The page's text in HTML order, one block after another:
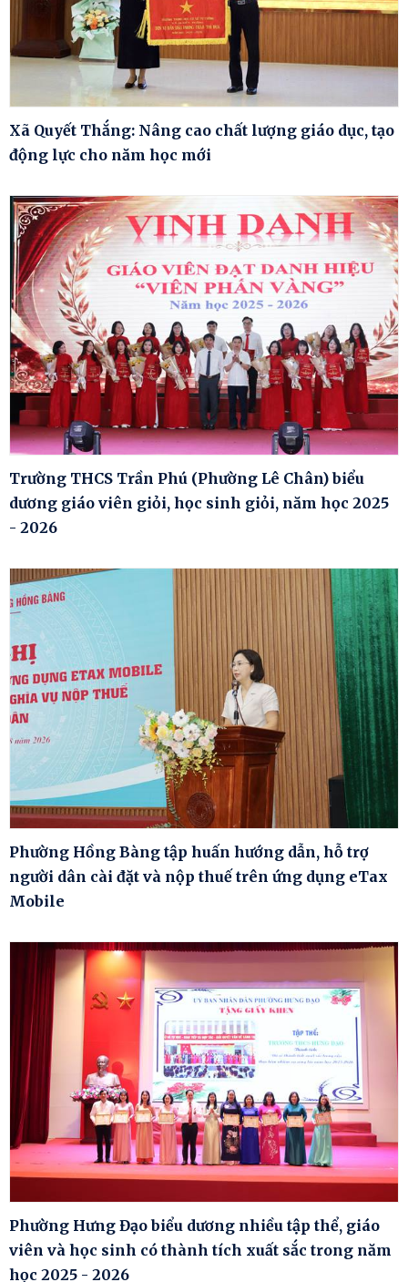
Xã Quyết Thắng: Nâng cao chất lượng giáo dục, tạo
động lực cho năm học mới
Trường THCS Trần Phú (Phường Lê Chân) biểu
dương giáo viên giỏi, học sinh giỏi, năm học 2025
- 2026
Phường Hồng Bàng tập huấn hướng dẫn, hỗ trợ
người dân cài đặt và nộp thuế trên ứng dụng eTax
Mobile
Phường Hưng Đạo biểu dương nhiều tập thể, giáo
viên và học sinh có thành tích xuất sắc trong năm
học 2025 - 2026